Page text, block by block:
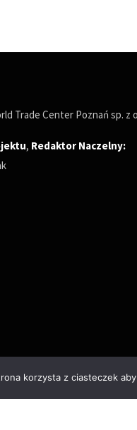
Trade Center Poznań sp. z
, Redaktor Naczelny:
korzysta z ciasteczek